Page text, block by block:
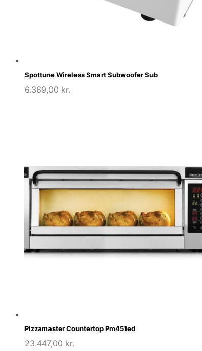
Spottune Wireless Smart Subwoofer Sub
6.369,00 kr.
Pizzamaster Countertop Pm451ed
23.447,00 kr.